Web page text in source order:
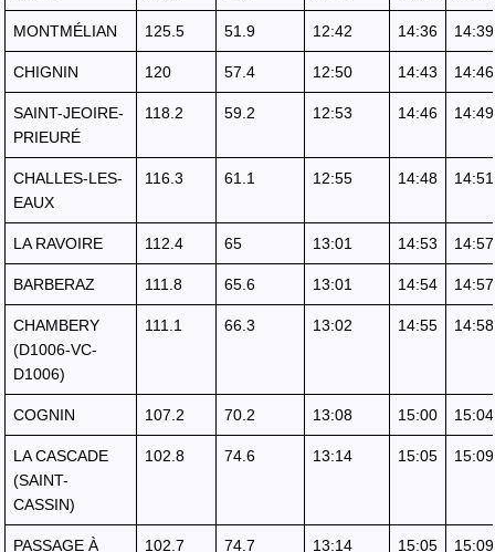
MONTMÉLIAN 125.5 51.9 12:42 14:36 14:39
CHIGNIN 120 57.4 12:50 14:43 14:46
SAINT-JEOIRE-
PRIEURÉ
118.2 59.2 12:53 14:46 14:49
CHALLES-LES-
EAUX
116.3 61.1 12:55 14:48 14:51
LA RAVOIRE 112.4 65 13:01 14:53 14:57
BARBERAZ 111.8 65.6 13:01 14:54 14:57
CHAMBERY
(D1006-VC-
D1006)
111.1 66.3 13:02 14:55 14:58
COGNIN 107.2 70.2 13:08 15:00 15:04
LA CASCADE
(SAINT-
CASSIN)
102.8 74.6 13:14 15:05 15:09
PASSAGE À
102.7 74.7 13:14 15:05 15:09